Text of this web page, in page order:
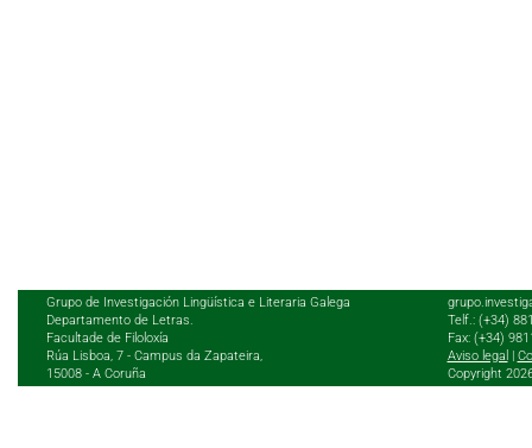
Grupo de Investigación Lingüística e Literaria Galega
Departamento de Letras.
Facultade de Filoloxía
Rúa Lisboa, 7 - Campus da Zapateira,
15008 - A Coruña
Telf.: (+34)
Fax: (+34)
Aviso legal
Copyright